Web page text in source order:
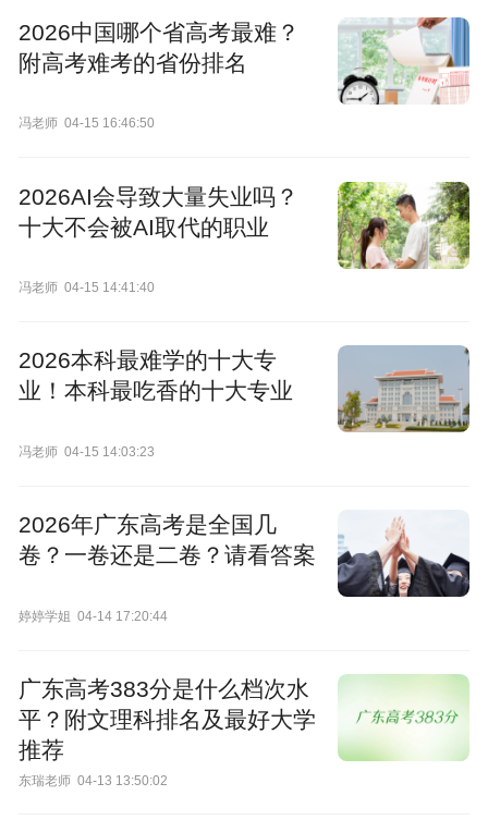
2026中国哪个省高考最难？
附高考难考的省份排名
冯老师 04-15 16:46:50
2026AI会导致大量失业吗？
十大不会被AI取代的职业
冯老师 04-15 14:41:40
2026本科最难学的十大专
业！本科最吃香的十大专业
冯老师 04-15 14:03:23
2026年广东高考是全国几
卷？一卷还是二卷？请看答案
婷婷学姐 04-14 17:20:44
广东高考383分是什么档次水
平？附文理科排名及最好大学
推荐
东瑞老师 04-13 13:50:02